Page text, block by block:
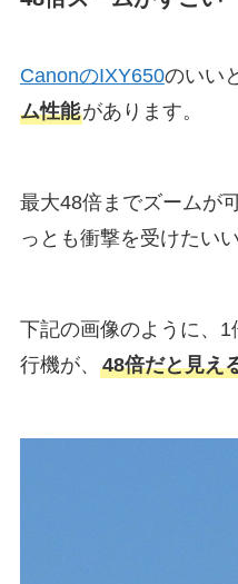
CanonのIXY650のいい
ム性能があります。
最大48倍までズームが
っとも衝撃を受けたい
下記の画像のように、
行機が、 48倍だと見え